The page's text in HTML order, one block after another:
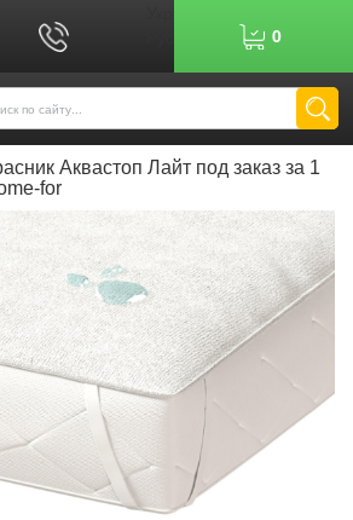
0 6 7 Показати номер
0
Аквастоп Лайт под заказ за 1
for